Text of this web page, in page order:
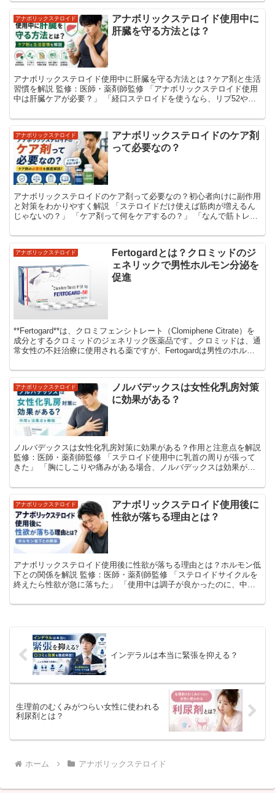
アナボリックステロイド
アナボリックステロイド使用中に
肝臓を守る方法とは？
アナボリックステロイド使用中に肝臓を守る方法とは？ケア剤と生活
習慣を解説 監修：医師・薬剤師監修 「アナボリックステロイド使用
中は肝臓ケアが必要？」 「経口ステロイドを使うなら、リブ52やシ
アナボリックステロイド
アナボリックステロイドのケア剤
って必要なの？
アナボリックステロイドのケア剤って必要なの？初心者向けに副作用
と対策をわかりやすく解説 「ステロイドだけ使えば筋肉が増えるん
じゃないの？」 「ケア剤って何をケアするの？」 「なんで筋トレ系
アナボリックステロイド
Fertogardとは？クロミッドのジ
ェネリックで男性ホルモン分泌を
促進
**Fertogard**は、クロミフェンシトレート（Clomiphene Citrate）を
成分とするクロミッドのジェネリック医薬品です。クロミッドは、通
常女性の不妊治療に使用される薬ですが、Fertogardは男性のホルモ
アナボリックステロイド
ノルバデックスは女性化乳房対策
に効果がある？
ノルバデックスは女性化乳房対策に効果がある？作用と注意点を解説
監修：医師・薬剤師監修 「ステロイド使用中に乳首の周りが張って
きた」 「胸にしこりや痛みがある場合、ノルバデックスは効果があ
アナボリックステロイド
アナボリックステロイド使用後に
性欲が落ちる理由とは？
アナボリックステロイド使用後に性欲が落ちる理由とは？ホルモン低
下との関係を解説 監修：医師・薬剤師監修 「ステロイドサイクルを
終えたら性欲が急に落ちた」 「使用中は調子が良かったのに、中止
インデラルは本当に緊張を抑える？
生理前のむくみがつらい女性に使われる
利尿剤とは？
ホーム アナボリックステロイド